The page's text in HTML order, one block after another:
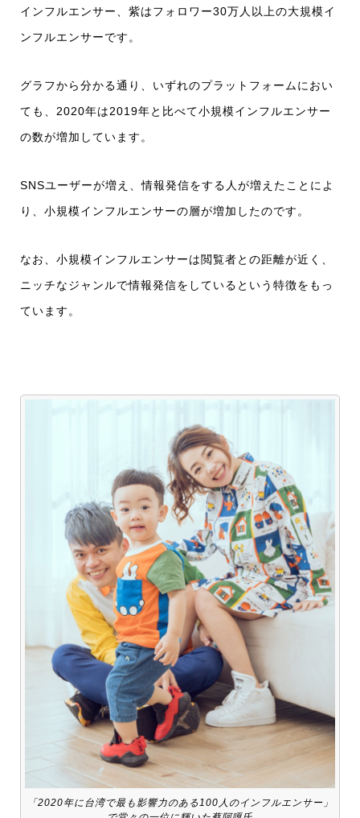
インフルエンサー、紫はフォロワー30万人以上の大規模イ
ンフルエンサーです。
グラフから分かる通り、いずれのプラットフォームにおい
ても、2020年は2019年と比べて小規模インフルエンサー
の数が増加しています。
SNSユーザーが増え、情報発信をする人が増えたことによ
り、小規模インフルエンサーの層が増加したのです。
なお、小規模インフルエンサーは閲覧者との距離が近く、
ニッチなジャンルで情報発信をしているという特徴をもっ
ています。
「2020年に台湾で最も影響力のある100人のインフルエンサー」